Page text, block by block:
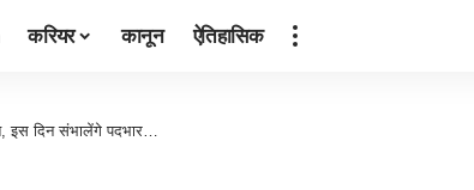
करियर कानून ऐतिहासिक
इस दिन संभालेंगे पदभार…